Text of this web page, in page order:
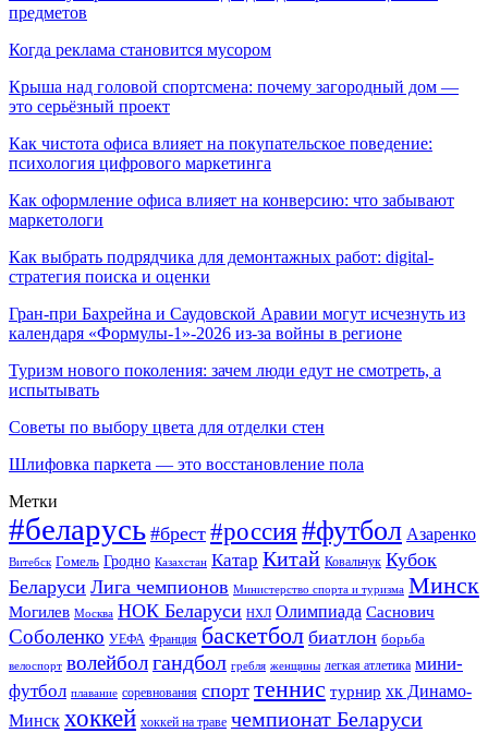
предметов
Когда реклама становится мусором
Крыша над головой спортсмена: почему загородный дом —
это серьёзный проект
Как чистота офиса влияет на покупательское поведение:
психология цифрового маркетинга
Как оформление офиса влияет на конверсию: что забывают
маркетологи
Как выбрать подрядчика для демонтажных работ: digital-
стратегия поиска и оценки
Гран-при Бахрейна и Саудовской Аравии могут исчезнуть из
календаря «Формулы-1»-2026 из-за войны в регионе
Туризм нового поколения: зачем люди едут не смотреть, а
испытывать
Советы по выбору цвета для отделки стен
Шлифовка паркета — это восстановление пола
Метки
#беларусь #брест #россия#футбол Азаренко
Витебск Гомель Гродно Казахстан Катар Китай Ковальчук Кубок
Беларуси Лига чемпионов Министерство спорта и туризма Минск
Могилев Москва НОК Беларуси НХЛ Олимпиада Саснович
Соболенко УЕФА Франция баскетбол биатлон борьба
велоспорт волейболгандбол гребля женщины легкая атлетика мини-
футбол плавание соревнования спорт теннис турнир хк Динамо-
Минск хоккей хоккей на траве чемпионат Беларуси